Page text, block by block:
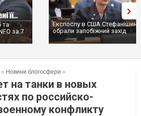
та
за 7
Експослу в США
обрали запобіжний захід
» Новини блогосфери »
на танки в новых
по российско-
конфликту